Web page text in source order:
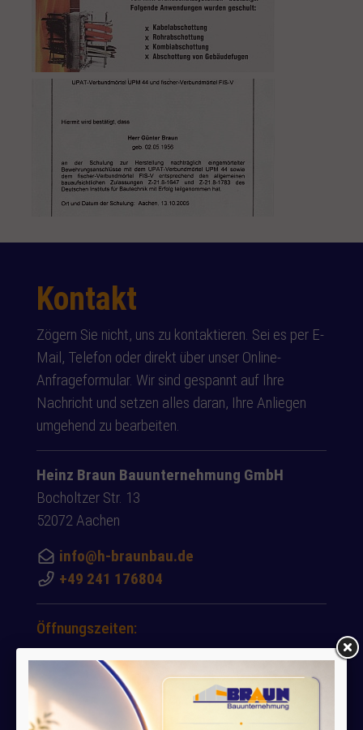
Kontakt
Zögern Sie nicht, uns zu kontaktieren. Sei es per E-
Mail, Telefon oder direkt über unser Online-
Anfrageformular. Wir sind gespannt auf Ihre
Nachricht und setzen alles daran, Ihre Anliegen
umgehend zu bearbeiten.
Heinz Braun Bauunternehmung GmbH
Bocholtzer Str. 13
52072 Aachen
info@h-braunbau.de
+49 241 176804
Öffnungszeiten:
Unser Betrieb bleibt vom 10.08.2026 bis
einschl. 28.08.2026 geschlossen.